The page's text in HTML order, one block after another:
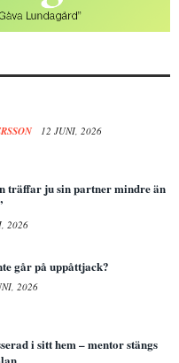
12 JUNI, 2026
träffar ju sin partner mindre än
2026
går på uppåttjack?
2026
i sitt hem – mentor stängs